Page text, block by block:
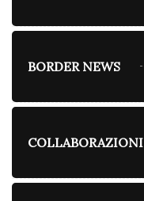
BORDER NEWS
COLLABORAZIONI